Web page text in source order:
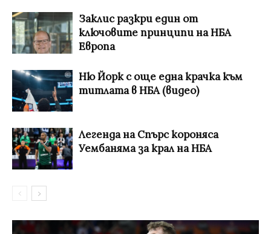
Заклис разкри един от
ключовите принципи на НБА
Европа
Ню Йорк с още една крачка към
титлата в НБА (видео)
Легенда на Спърс короняса
Уембаняма за крал на НБА